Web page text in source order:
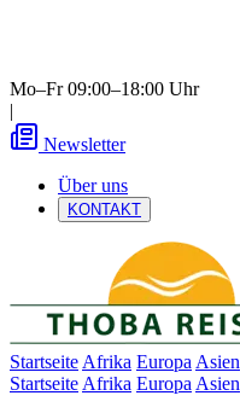
Mo–Fr 09:00–18:00 Uhr
|
Newsletter
Über uns
KONTAKT
Startseite Afrika Europa Asien
Startseite Afrika Europa Asien